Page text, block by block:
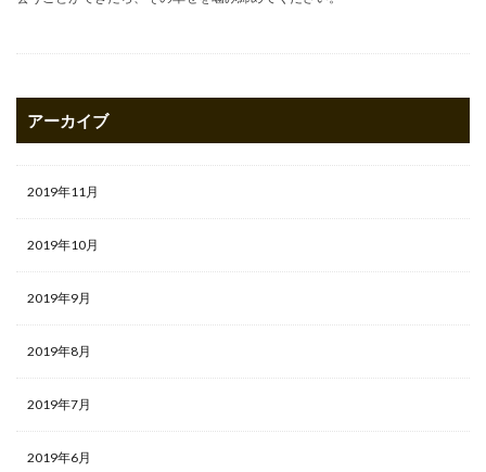
アーカイブ
2019年11月
2019年10月
2019年9月
2019年8月
2019年7月
2019年6月